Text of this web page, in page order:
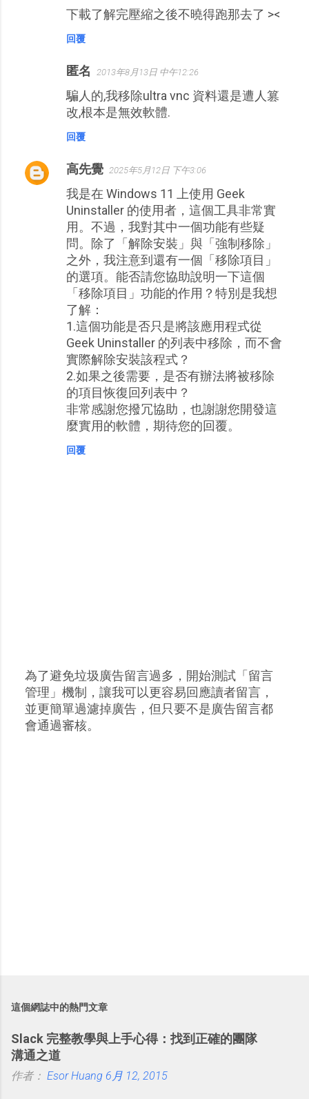
下載了解完壓縮之後不曉得跑那去了 ><
回覆
匿名 2013年8月13日 中午12:26
騙人的,我移除ultra vnc 資料還是遭人篡
改,根本是無效軟體.
回覆
高先覺 2025年5月12日 下午3:06
我是在 Windows 11 上使用 Geek
Uninstaller 的使用者，這個工具非常實
用。不過，我對其中一個功能有些疑
問。除了「解除安裝」與「強制移除」
之外，我注意到還有一個「移除項目」
的選項。能否請您協助說明一下這個
「移除項目」功能的作用？特別是我想
了解：
1.這個功能是否只是將該應用程式從
Geek Uninstaller 的列表中移除，而不會
實際解除安裝該程式？
2.如果之後需要，是否有辦法將被移除
的項目恢復回列表中？
非常感謝您撥冗協助，也謝謝您開發這
麼實用的軟體，期待您的回覆。
回覆
張
貼
留
為了避免垃圾廣告留言過多，開始測試「留言
管理」機制，讓我可以更容易回應讀者留言，
並更簡單過濾掉廣告，但只要不是廣告留言都
會通過審核。
這個網誌中的熱門文章
Slack 完整教學與上手心得：找到正確的團隊
溝通之道
作者： Esor Huang 6月 12, 2015